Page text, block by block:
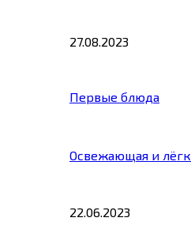
27.08.2023
Первые блюда
Освежающая и
22.06.2023